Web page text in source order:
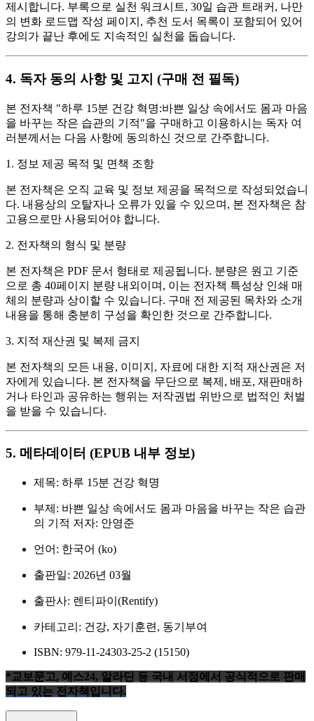
제시합니다. 부록으로 실천 워크시트, 30일 습관 트래커, 나만
의 변화 로드맵 작성 페이지, 추천 도서 목록이 포함되어 있어
강의가 끝난 후에도 지속적인 실천을 돕습니다.
4. 독자 동의 사항 및 고지 (구매 전 필독)
본 전자책 "하루 15분 건강 혁명:바쁜 일상 속에서도 몸과 마음
을 바꾸는 작은 습관의 기적"을 구매하고 이용하시는 독자 여
러분께서는 다음 사항에 동의하신 것으로 간주합니다.
1. 정보 제공 목적 및 면책 조항
본 전자책은 오직 교육 및 정보 제공을 목적으로 작성되었습니
다. 내용상의 오탈자나 오류가 있을 수 있으며, 본 전자책은 참
고용으로만 사용되어야 합니다.
2. 전자책의 형식 및 분량
본 전자책은 PDF 문서 형태로 제공됩니다. 분량은 원고 기준
으로 총 40페이지 분량 내외이며, 이는 전자책 특성상 인쇄 매
체의 분량과 상이할 수 있습니다. 구매 전 제공된 목차와 소개
내용을 통해 충분히 구성을 확인한 것으로 간주합니다.
3. 지적 재산권 및 복제 금지
본 전자책의 모든 내용, 이미지, 자료에 대한 지적 재산권은 저
자에게 있습니다. 본 전자책을 무단으로 복제, 배포, 재판매하
거나 타인과 공유하는 행위는 저작권법 위반으로 법적인 처벌
을 받을 수 있습니다.
5. 메타데이터 (EPUB 내부 정보)
제목: 하루 15분 건강 혁명
부제: 바쁜 일상 속에서도 몸과 마음을 바꾸는 작은 습관
의 기적 저자: 안영준
언어: 한국어 (ko)
출판일: 2026년 03월
출판사: 렌티파이(Rentify)
카테고리: 건강, 자기훈련, 동기부여
ISBN: 979-11-24303-25-2 (15150)
*교보문고, 예스24, 알라딘 등 국내 서점에서 공식적으로 판매
되고 있는 전자책입니다.